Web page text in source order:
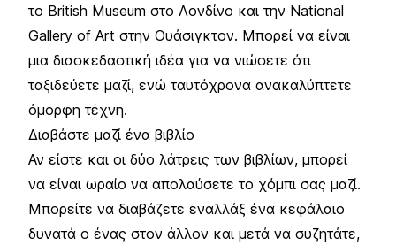
το British Museum στο Λονδίνο και την National
Gallery of Art στην Ουάσιγκτον. Μπορεί να είναι
μια διασκεδαστική ιδέα για να νιώσετε ότι
ταξιδεύετε μαζί, ενώ ταυτόχρονα ανακαλύπτετε
όμορφη τέχνη.
Διαβάστε μαζί ένα βιβλίο
Αν είστε και οι δύο λάτρεις των βιβλίων, μπορεί
να είναι ωραίο να απολαύσετε το χόμπι σας μαζί.
Μπορείτε να διαβάζετε εναλλάξ ένα κεφάλαιο
δυνατά ο ένας στον άλλον και μετά να συζητάτε,